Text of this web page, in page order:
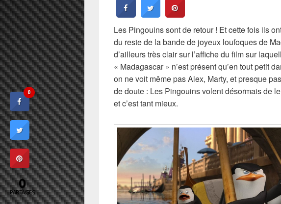
Les Pingouins sont de retour ! Et cette fois ils
du reste de la bande de joyeux loufoques de
d’ailleurs très clair sur l’affiche du film sur
« Madagascar » n’est présent qu’en tout petit
on ne voit même pas Alex, Marty, et presque
de doute : Les Pingouins volent désormais de
et c’est tant mieux.
0
0
PARTAGES